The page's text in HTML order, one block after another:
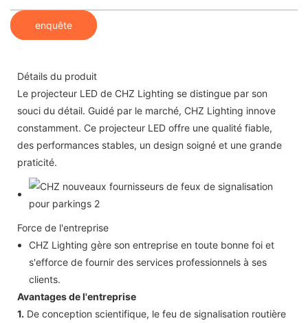
enquête
Détails du produit
Le projecteur LED de CHZ Lighting se distingue par son
souci du détail. Guidé par le marché, CHZ Lighting innove
constamment. Ce projecteur LED offre une qualité fiable,
des performances stables, un design soigné et une grande
praticité.
Force de l'entreprise
CHZ Lighting gère son entreprise en toute bonne foi et
s'efforce de fournir des services professionnels à ses
clients.
Avantages de l'entreprise
1. De conception scientifique, le feu de signalisation routière